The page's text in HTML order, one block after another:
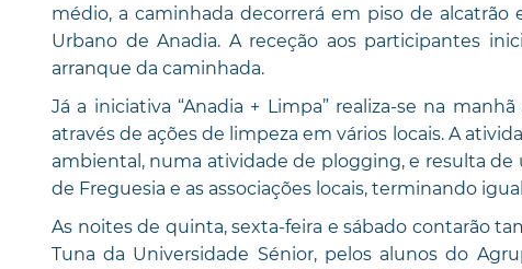
médio, a caminhada decorrerá em piso de
Urbano de Anadia. A receção aos participantes
arranque da caminhada.
Já a iniciativa “Anadia + Limpa” realiza-se na
através de ações de limpeza em vários locais. A
ambiental, numa atividade de plogging, e resulta de
de Freguesia e as associações locais, terminando
As noites de quinta, sexta-feira e sábado contarão
Tuna da Universidade Sénior, pelos alunos do